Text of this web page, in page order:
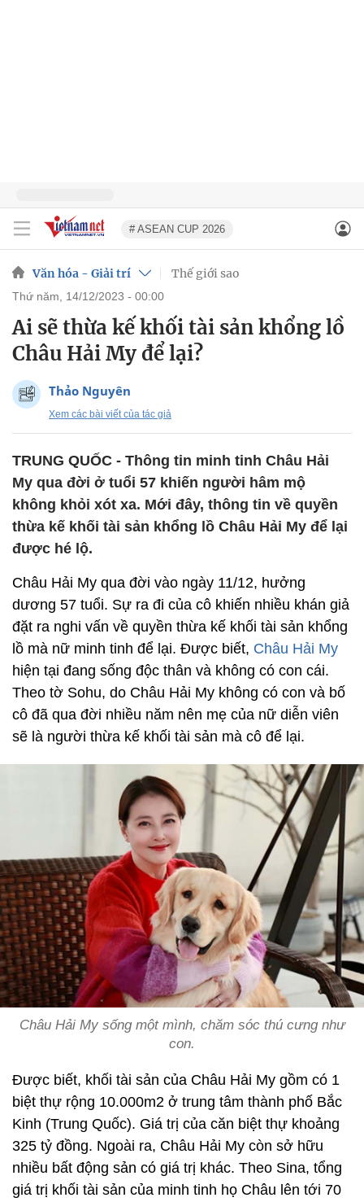
# ASEAN CUP 2026
Văn hóa - Giải trí Thế giới sao
thứ năm, 14/12/2023 - 00:00
Ai sẽ thừa kế khối tài sản khổng lồ
Châu Hải My để lại?
Thảo Nguyên
Xem các bài viết của tác giả
TRUNG QUỐC - Thông tin minh tinh Châu Hải
My qua đời ở tuổi 57 khiến người hâm mộ
không khỏi xót xa. Mới đây, thông tin về quyền
thừa kế khối tài sản khổng lồ Châu Hải My để lại
được hé lộ.
Châu Hải My qua đời vào ngày 11/12, hưởng
dương 57 tuổi. Sự ra đi của cô khiến nhiều khán giả
đặt ra nghi vấn về quyền thừa kế khối tài sản khổng
lồ mà nữ minh tinh để lại. Được biết, Châu Hải My
hiện tại đang sống độc thân và không có con cái.
Theo tờ Sohu, do Châu Hải My không có con và bố
cô đã qua đời nhiều năm nên mẹ của nữ diễn viên
sẽ là người thừa kế khối tài sản mà cô để lại.
Châu Hải My sống một mình, chăm sóc thú cưng như
con.
Được biết, khối tài sản của Châu Hải My gồm có 1
biệt thự rộng 10.000m2 ở trung tâm thành phố Bắc
Kinh (Trung Quốc). Giá trị của căn biệt thự khoảng
325 tỷ đồng. Ngoài ra, Châu Hải My còn sở hữu
nhiều bất động sản có giá trị khác. Theo Sina, tổng
giá trị khối tài sản của minh tinh họ Châu lên tới 70